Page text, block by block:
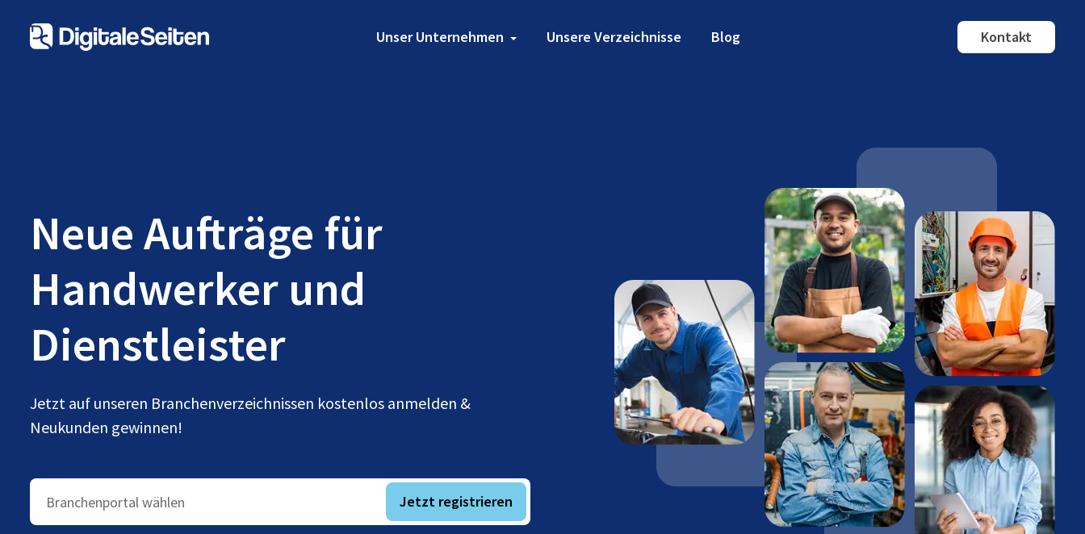
Unser Unternehmen Unsere Verzeichnisse Blog Kontakt
Neue Aufträge für
Handwerker und
Dienstleister
Jetzt auf unseren Branchenverzeichnissen kostenlos anmelden &
Neukunden gewinnen!
Branchenportal wählen Jetzt registrieren